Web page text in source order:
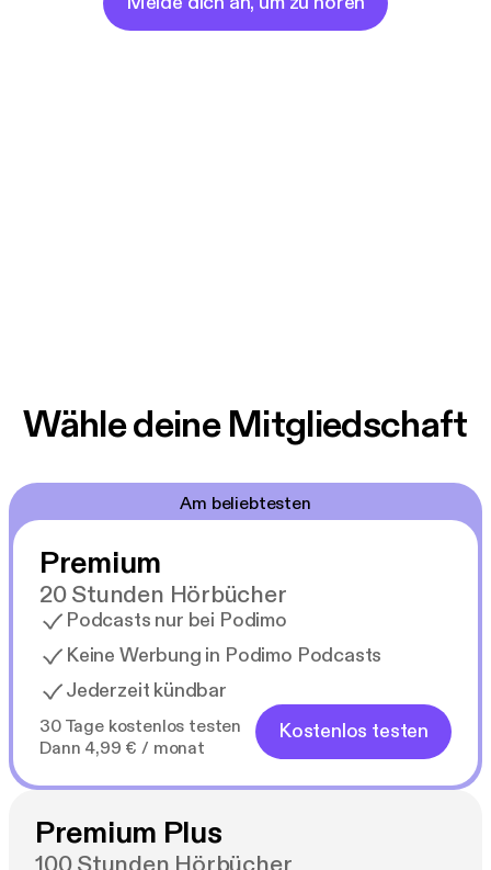
Wähle deine Mitgliedschaft
Am beliebtesten
Premium
20 Stunden Hörbücher
Podcasts nur bei Podimo
Keine Werbung in Podimo Podcasts
Jederzeit kündbar
30 Tage kostenlos testen
Dann 4,99 € / monat
Kostenlos testen
Premium Plus